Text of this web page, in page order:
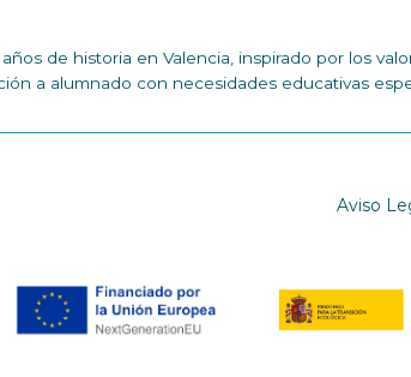
de historia en Valencia, inspirado por los
a alumnado con necesidades educativas
Aviso